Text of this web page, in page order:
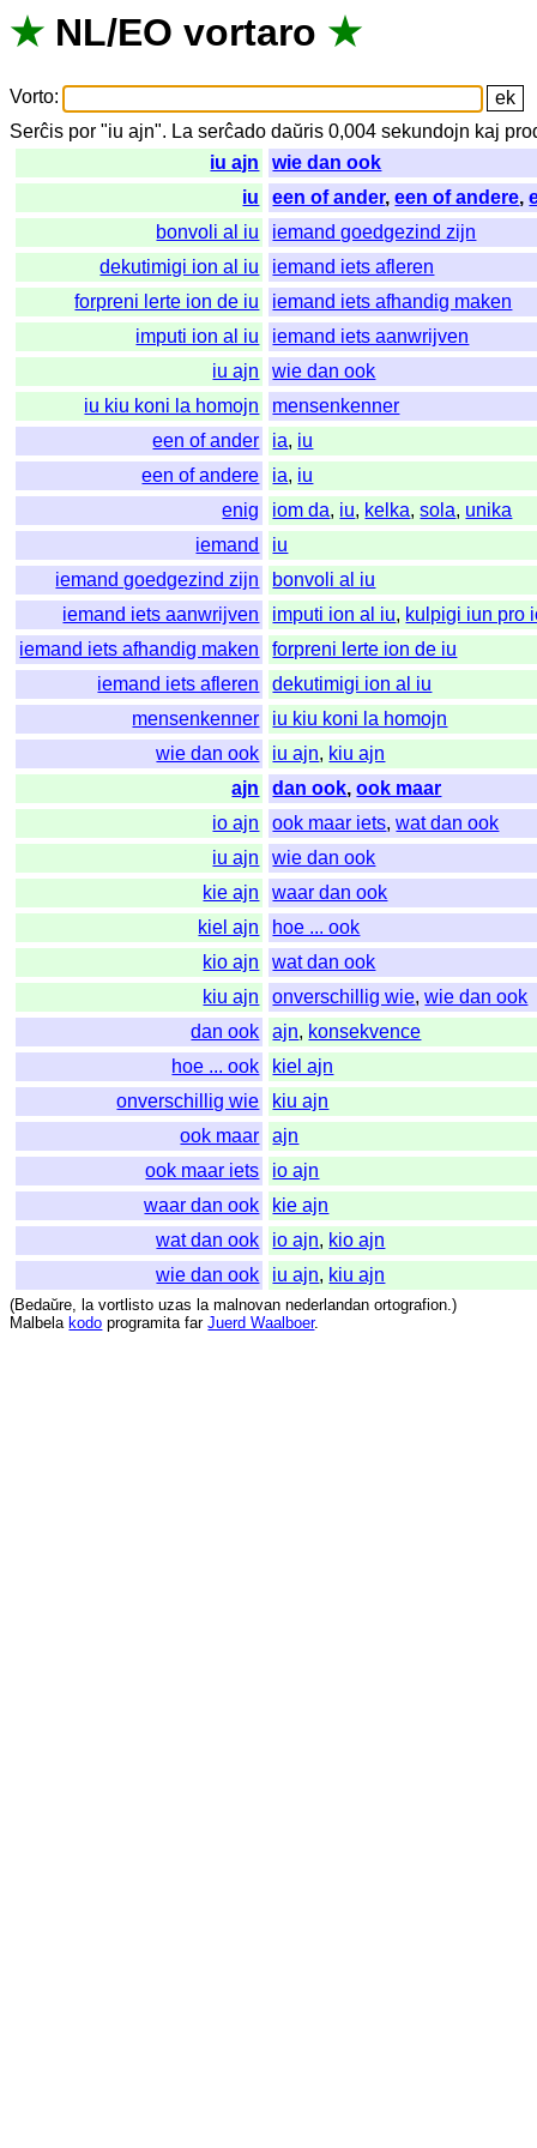
★ NL/EO vortaro ★
Vorto:
Serĉis por "iu ajn". La serĉado daŭris 0,004sekundojn kaj
iu ajn
wie dan ook
iu
een of ander,een of andere,
bonvoli al iu
iemand goedgezind zijn
dekutimigi ion al iu
iemand iets afleren
forpreni lerte ion de iu
iemand iets afhandig maken
imputi ion al iu
iemand iets aanwrijven
iu ajn
wie dan ook
iu kiu koni la homojn
mensenkenner
een of ander
ia, iu
een of andere
ia, iu
enig
iom da, iu, kelka,sola, unika
iemand
iu
iemand goedgezind zijn
bonvoli al iu
iemand iets aanwrijven
imputi ion al iu, kulpigi iun pro
iemand iets afhandig maken
forpreni lerte ion de iu
iemand iets afleren
dekutimigi ion al iu
mensenkenner
iu kiu koni la homojn
wie dan ook
iu ajn, kiu ajn
ajn
dan ook,ook maar
io ajn
ook maar iets,wat dan ook
iu ajn
wie dan ook
kie ajn
waar dan ook
kiel ajn
hoe ... ook
kio ajn
wat dan ook
kiu ajn
onverschillig wie,wie dan ook
dan ook
ajn, konsekvence
hoe ... ook
kiel ajn
onverschillig wie
kiu ajn
ook maar
ajn
ook maar iets
io ajn
waar dan ook
kie ajn
wat dan ook
io ajn, kio ajn
wie dan ook
iu ajn, kiu ajn
(Bedaŭre, la vortlisto uzas la malnovan nederlandan ortografion.)
Malbela kodo programita far Juerd Waalboer.